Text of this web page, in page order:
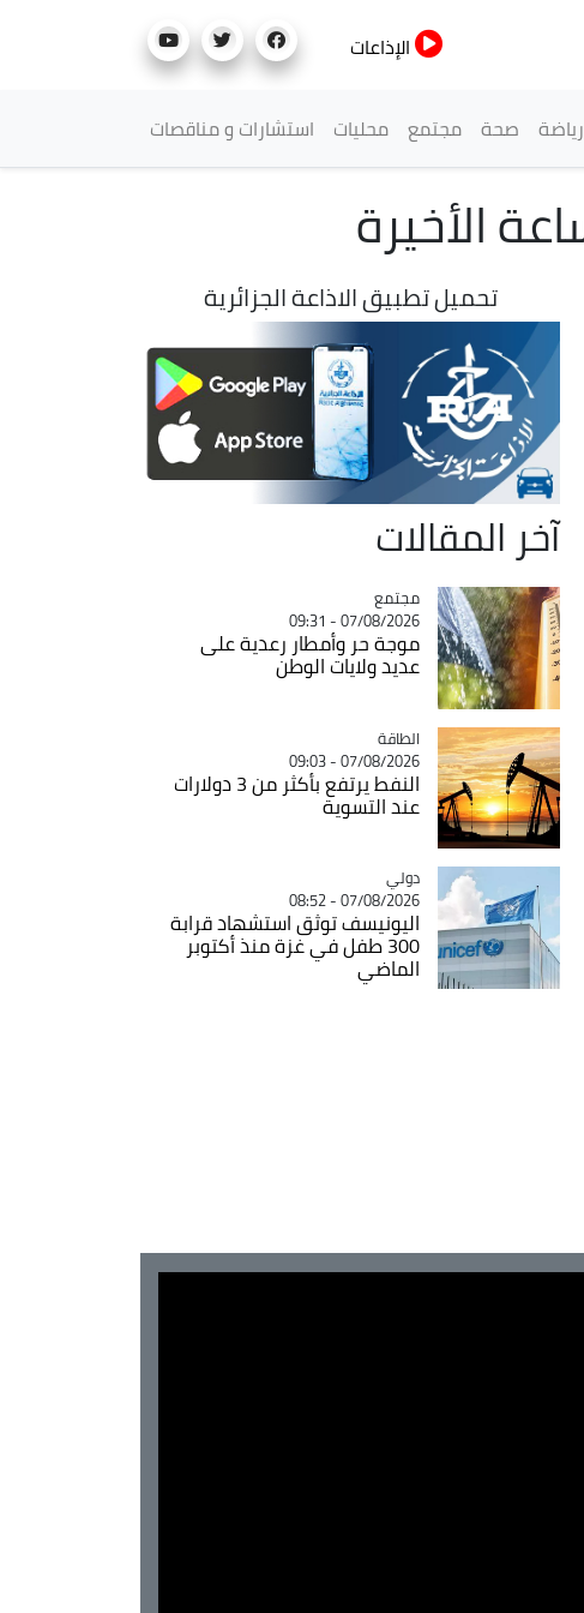
الإذاعات
رياضة صحة مجتمع محليات استشارات و مناقصات
تحميل تطبيق الاذاعة الجزائرية
آخر المقالات
Catégorie
مجتمع
07/08/2026 - 09:31
موجة حر وأمطار رعدية على
عديد ولايات الوطن
Catégorie
الطاقة
07/08/2026 - 09:03
النفط يرتفع بأكثر من 3 دولارات
عند التسوية
Catégorie
دولي
07/08/2026 - 08:52
اليونيسف توثق استشهاد قرابة
300 طفل في غزة منذ أكتوبر
الماضي